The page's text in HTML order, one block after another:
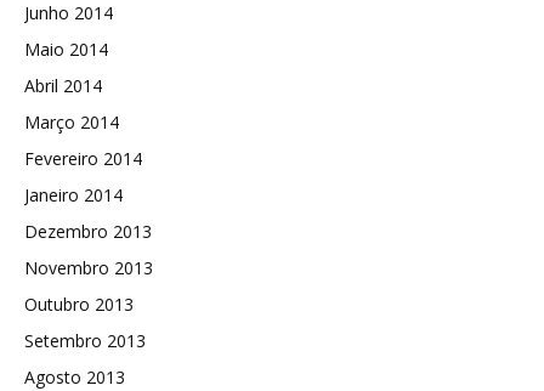
Junho 2014
Maio 2014
Abril 2014
Março 2014
Fevereiro 2014
Janeiro 2014
Dezembro 2013
Novembro 2013
Outubro 2013
Setembro 2013
Agosto 2013